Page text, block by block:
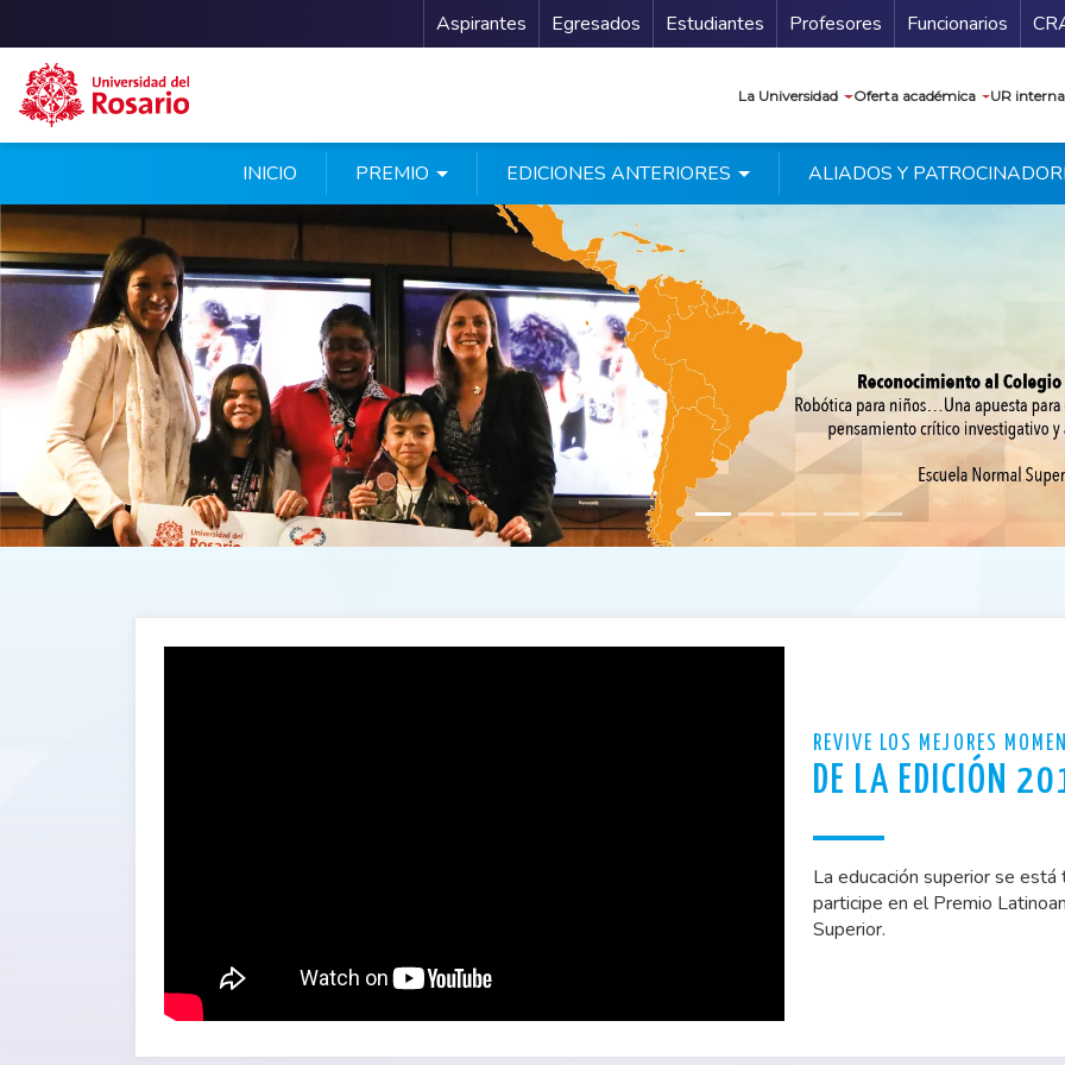
Menu Secundario
Aspirantes Egresados Estudiantes Profesores Funcionarios
La Universidad Oferta académica UR
INICIO PREMIO EDICIONES ANTERIORES ALIADOS Y
REVIVE LOS MEJORES
DE LA EDICIÓN
La educación superior se
participe en el Premio
Superior.